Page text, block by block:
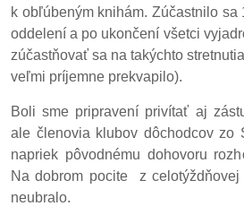
k obľúbeným knihám. Zúčastnilo sa
oddelení a po ukončení všetci
zúčastňovať sa na takýchto
veľmi príjemne prekvapilo).
Boli sme pripravení privítať aj
ale členovia klubov dôchodcov zo
napriek pôvodnému dohovoru
Na dobrom pocite z
neubralo.